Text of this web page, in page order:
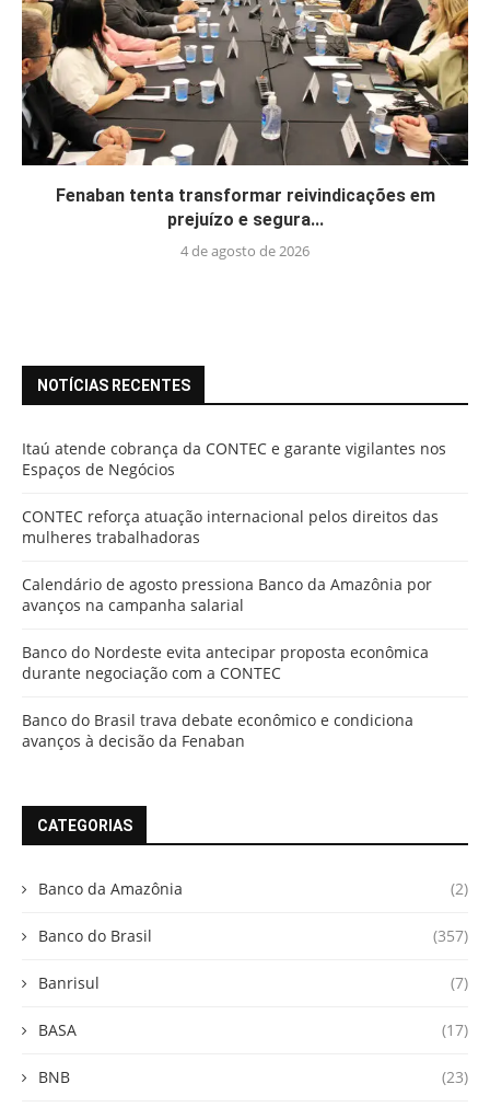
Fenaban tenta transformar reivindicações em
prejuízo e segura...
4 de agosto de 2026
NOTÍCIAS RECENTES
Itaú atende cobrança da CONTEC e garante vigilantes nos
Espaços de Negócios
CONTEC reforça atuação internacional pelos direitos das
mulheres trabalhadoras
Calendário de agosto pressiona Banco da Amazônia por
avanços na campanha salarial
Banco do Nordeste evita antecipar proposta econômica
durante negociação com a CONTEC
Banco do Brasil trava debate econômico e condiciona
avanços à decisão da Fenaban
CATEGORIAS
Banco da Amazônia (2)
Banco do Brasil (357)
Banrisul (7)
BASA (17)
BNB (23)